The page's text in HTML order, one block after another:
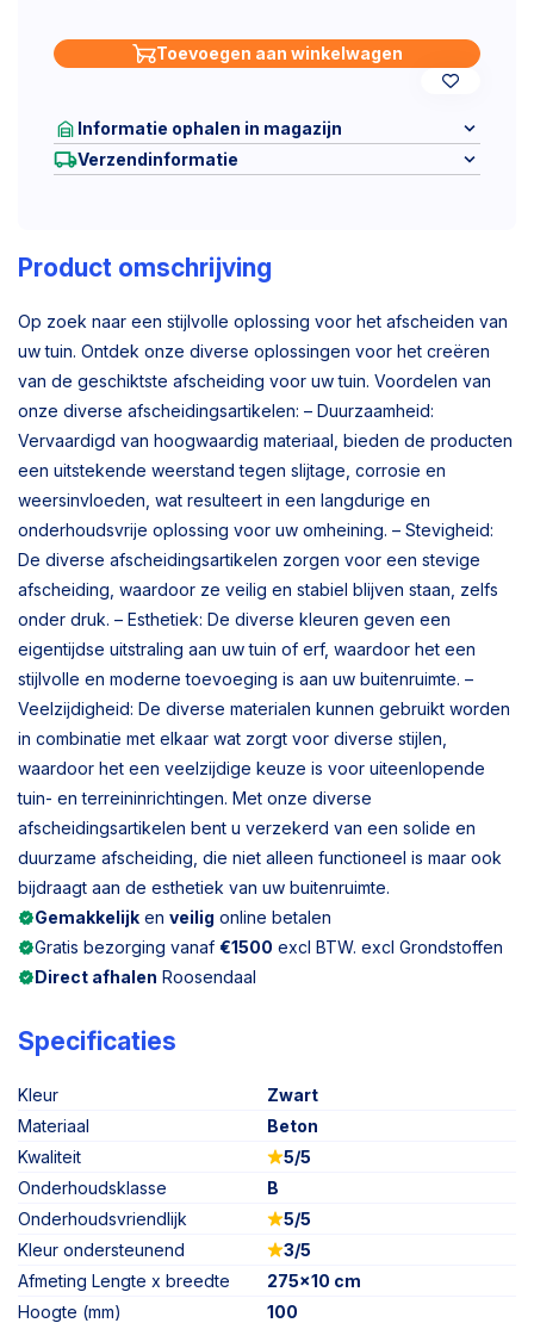
Toevoegen aan winkelwagen
Informatie ophalen in magazijn
Verzendinformatie
Product omschrijving
Op zoek naar een stijlvolle oplossing voor het afscheiden van
uw tuin. Ontdek onze diverse oplossingen voor het creëren
van de geschiktste afscheiding voor uw tuin. Voordelen van
onze diverse afscheidingsartikelen: – Duurzaamheid:
Vervaardigd van hoogwaardig materiaal, bieden de producten
een uitstekende weerstand tegen slijtage, corrosie en
weersinvloeden, wat resulteert in een langdurige en
onderhoudsvrije oplossing voor uw omheining. – Stevigheid:
De diverse afscheidingsartikelen zorgen voor een stevige
afscheiding, waardoor ze veilig en stabiel blijven staan, zelfs
onder druk. – Esthetiek: De diverse kleuren geven een
eigentijdse uitstraling aan uw tuin of erf, waardoor het een
stijlvolle en moderne toevoeging is aan uw buitenruimte. –
Veelzijdigheid: De diverse materialen kunnen gebruikt worden
in combinatie met elkaar wat zorgt voor diverse stijlen,
waardoor het een veelzijdige keuze is voor uiteenlopende
tuin- en terreininrichtingen. Met onze diverse
afscheidingsartikelen bent u verzekerd van een solide en
duurzame afscheiding, die niet alleen functioneel is maar ook
bijdraagt aan de esthetiek van uw buitenruimte.
Gemakkelijk en veilig online betalen
Gratis bezorging vanaf €1500 excl BTW. excl Grondstoffen
Direct afhalen Roosendaal
Specificaties
Kleur
Zwart
Materiaal
Beton
Kwaliteit
5/5
Onderhoudsklasse
B
Onderhoudsvriendlijk
5/5
Kleur ondersteunend
3/5
Afmeting Lengte x breedte
275x10 cm
Hoogte (mm)
100